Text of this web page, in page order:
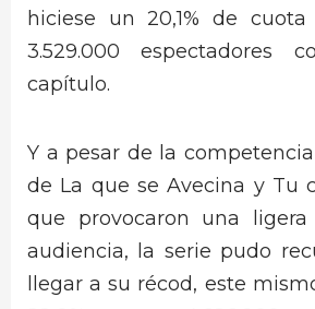
hiciese un 20,1% de
3.529.000 espectadores
capítulo.
Y a pesar de la
de La que se Avecina y Tu
que provocaron una
audiencia, la serie pudo
llegar a su récod, este